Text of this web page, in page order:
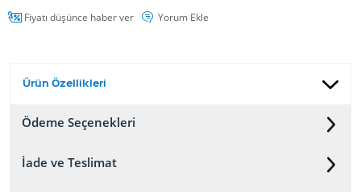
Fiyatı düşünce haber ver Yorum Ekle
Ürün Özellikleri
Ödeme Seçenekleri
İade ve Teslimat